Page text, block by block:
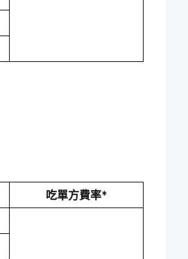
吃單方費率*